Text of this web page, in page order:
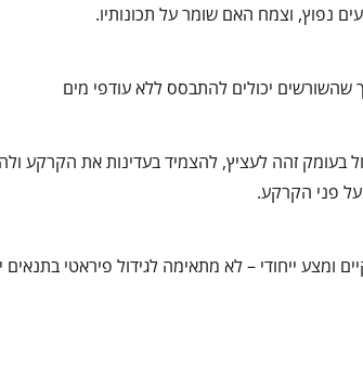
נפוץ, וצמח האם שומר על תכונותיו.
יכולים להתבסס ללא עודפי מים
בעומק זהה לעציץ, להצמיד בעדינות את הקרקע
פני הקרקע.
ומצע ייחודי – לא מתאימה לגידול פיראטי